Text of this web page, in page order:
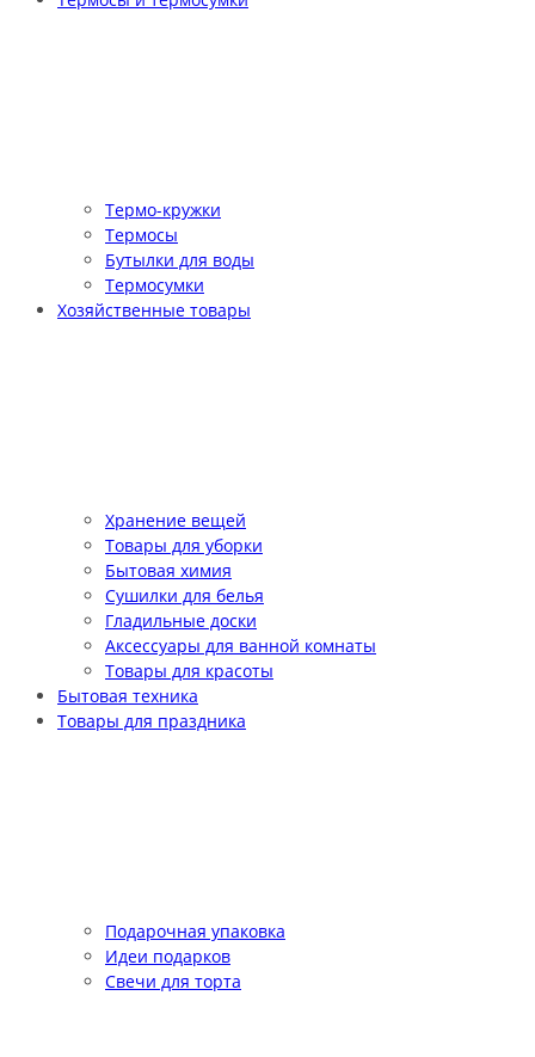
Термо-кружки
Термосы
Бутылки для воды
Термосумки
Хозяйственные товары
Хранение вещей
Товары для уборки
Бытовая химия
Сушилки для белья
Гладильные доски
Аксессуары для ванной комнаты
Товары для красоты
Бытовая техника
Товары для праздника
Подарочная упаковка
Идеи подарков
Свечи для торта